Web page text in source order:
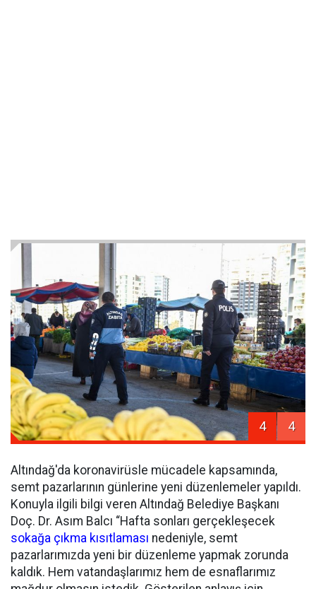
4 4
Altındağ'da koronavirüsle mücadele kapsamında,
semt pazarlarının günlerine yeni düzenlemeler yapıldı.
Konuyla ilgili bilgi veren Altındağ Belediye Başkanı
Doç. Dr. Asım Balcı “Hafta sonları gerçekleşecek
sokağa çıkma kısıtlaması nedeniyle, semt
pazarlarımızda yeni bir düzenleme yapmak zorunda
kaldık. Hem vatandaşlarımız hem de esnaflarımız